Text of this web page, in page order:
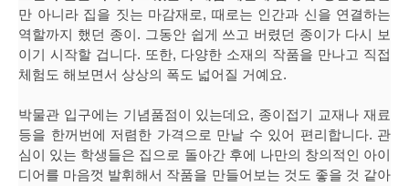
만 아니라 집을 짓는 마감재로, 때로는 인간과 신을 연결하는
역할까지 했던 종이. 그동안 쉽게 쓰고 버렸던 종이가 다시 보
이기 시작할 겁니다. 또한, 다양한 소재의 작품을 만나고 직접
체험도 해보면서 상상의 폭도 넓어질 거예요.
박물관 입구에는 기념품점이 있는데요, 종이접기 교재나 재료
등을 한꺼번에 저렴한 가격으로 만날 수 있어 편리합니다. 관
심이 있는 학생들은 집으로 돌아간 후에 나만의 창의적인 아이
디어를 마음껏 발휘해서 작품을 만들어보는 것도 좋을 것 같아